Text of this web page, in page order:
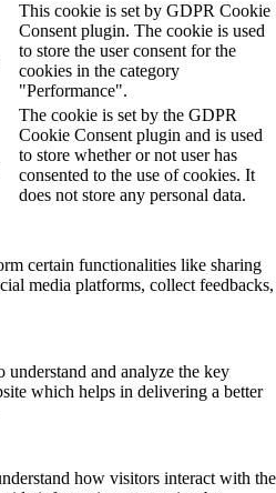
This cookie is set by GDPR Cookie
Consent plugin. The cookie is used
to store the user consent for the
cookies in the category
"Performance".
The cookie is set by the GDPR
Cookie Consent plugin and is used
to store whether or not user has
consented to the use of cookies. It
does not store any personal data.
certain functionalities like sharing
media platforms, collect feedbacks,
understand and analyze the key
which helps in delivering a better
how visitors interact with the